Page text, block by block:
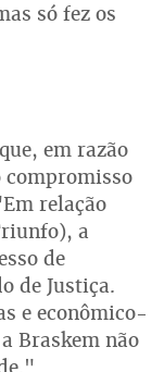
só fez os
em razão
compromisso
relação
a
de
de Justiça.
e econômico-
Braskem não